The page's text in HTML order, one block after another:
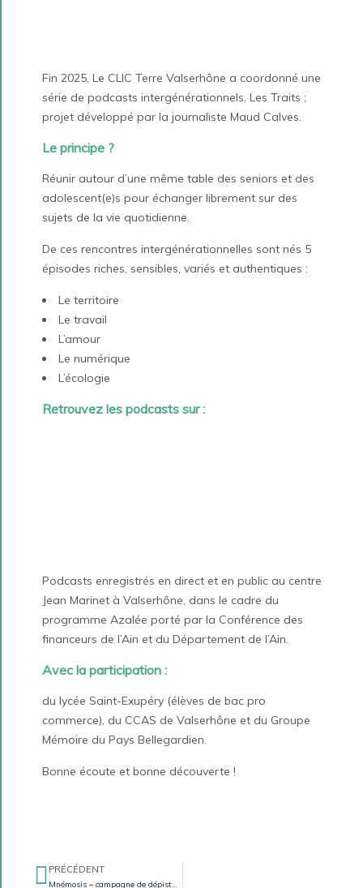
Fin 2025, Le CLIC Terre Valserhône a coordonné une
série de podcasts intergénérationnels, Les Traits ;
projet développé par la journaliste Maud Calves.
Le principe ?
Réunir autour d’une même table des seniors et des
adolescent(e)s pour échanger librement sur des
sujets de la vie quotidienne.
De ces rencontres intergénérationnelles sont nés 5
épisodes riches, sensibles, variés et authentiques :
Le territoire
Le travail
L’amour
Le numérique
L’écologie
Retrouvez les podcasts sur :
Podcasts enregistrés en direct et en public au centre
Jean Marinet à Valserhône, dans le cadre du
programme Azalée porté par la Conférence des
financeurs de l’Ain et du Département de l’Ain.
Avec la participation :
du lycée Saint-Exupéry (élèves de bac pro
commerce), du CCAS de Valserhône et du Groupe
Mémoire du Pays Bellegardien.
Bonne écoute et bonne découverte !
PRÉCÉDENT